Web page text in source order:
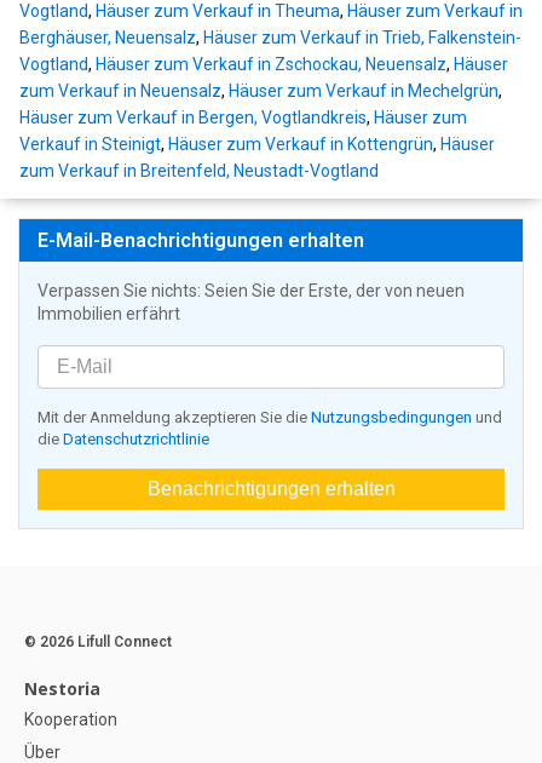
Vogtland, Häuser zum Verkauf in Theuma, Häuser zum Verkauf in
Berghäuser, Neuensalz, Häuser zum Verkauf in Trieb, Falkenstein-
Vogtland, Häuser zum Verkauf in Zschockau, Neuensalz, Häuser
zum Verkauf in Neuensalz, Häuser zum Verkauf in Mechelgrün,
Häuser zum Verkauf in Bergen, Vogtlandkreis, Häuser zum
Verkauf in Steinigt, Häuser zum Verkauf in Kottengrün, Häuser
zum Verkauf in Breitenfeld, Neustadt-Vogtland
E-Mail-Benachrichtigungen erhalten
Verpassen Sie nichts: Seien Sie der Erste, der von neuen
Immobilien erfährt
Mit der Anmeldung akzeptieren Sie die Nutzungsbedingungen und
die Datenschutzrichtlinie
Benachrichtigungen erhalten
© 2026 Lifull Connect
Nestoria
Kooperation
Über